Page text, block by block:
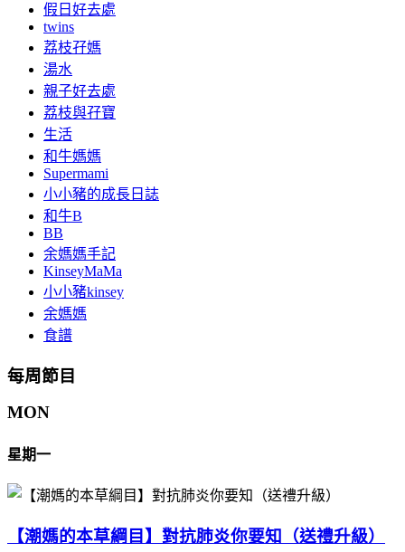
假日好去處
twins
荔枝孖媽
湯水
親子好去處
荔枝與孖寶
生活
和牛媽媽
Supermami
小小豬的成長日誌
和牛B
BB
余媽媽手記
KinseyMaMa
小小豬kinsey
余媽媽
食譜
每周節目
MON
星期一
【潮媽的本草綱目】對抗肺炎你要知（送禮升級）